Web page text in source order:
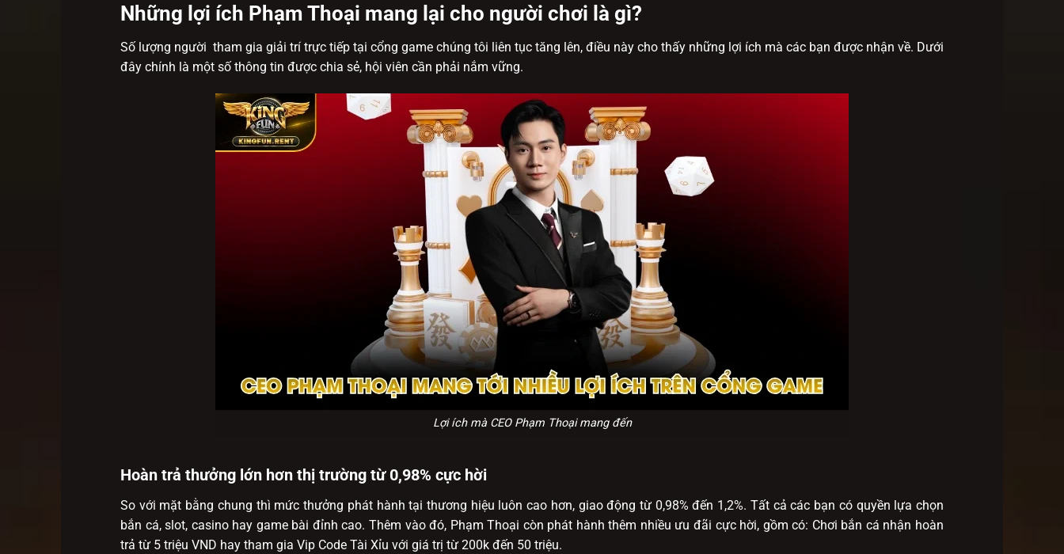
Những lợi ích Phạm Thoại mang lại cho người chơi là gì?
Số lượng người tham gia giải trí trực tiếp tại cổng game chúng tôi liên tục tăng lên, điều này cho thấy những lợi ích mà các bạn được nhận về. Dưới
đây chính là một số thông tin được chia sẻ, hội viên cần phải nắm vững.
Lợi ích mà CEO Phạm Thoại mang đến
Hoàn trả thưởng lớn hơn thị trường từ 0,98% cực hời
So với mặt bằng chung thì mức thưởng phát hành tại thương hiệu luôn cao hơn, giao động từ 0,98% đến 1,2%. Tất cả các bạn có quyền lựa chọn
bắn cá, slot, casino hay game bài đỉnh cao. Thêm vào đó, Phạm Thoại còn phát hành thêm nhiều ưu đãi cực hời, gồm có: Chơi bắn cá nhận hoàn
trả từ 5 triệu VND hay tham gia Vip Code Tài Xỉu với giá trị từ 200k đến 50 triệu.